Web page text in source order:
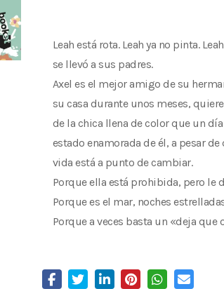
Leah está rota. Leah ya no pinta.
se llevó a sus padres.
Axel es el mejor amigo de su
su casa durante unos meses,
de la chica llena de color que un
estado enamorada de él, a pesar
vida está a punto de cambiar.
Porque ella está prohibida, pero le
Porque es el mar, noches
Porque a veces basta un «deja que